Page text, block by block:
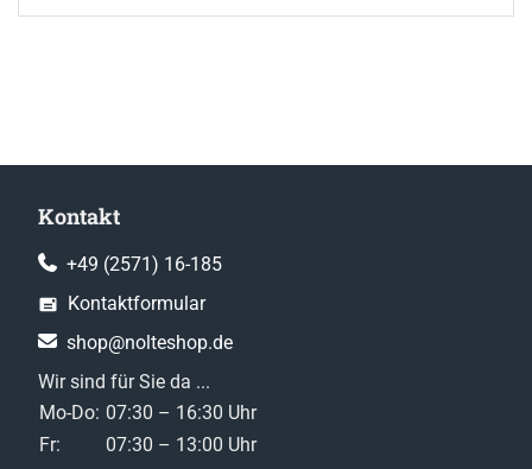
Kontakt
+49 (2571) 16-185
Kontaktformular
shop@nolteshop.de
Wir sind für Sie da ...
Mo-Do: 07:30 – 16:30 Uhr
Fr:
07:30 – 13:00 Uhr